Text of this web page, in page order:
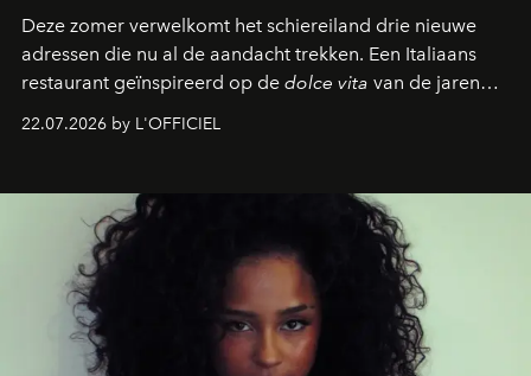
Deze zomer verwelkomt het schiereiland drie nieuwe
adressen die nu al de aandacht trekken. Een Italiaans
restaurant geïnspireerd op de dolce vita van de jaren
zestig, een Japanse hotspot die na zonsondergang
verandert in een bruisende ontmoetingsplek en de
neerstrijkt in Saint-Tropez. Dit zijn de nieuwe adressen
die deze zomer de toon zetten, van lange lunches tot
zwoele nachten.
22.07.2026 by L'OFFICIEL